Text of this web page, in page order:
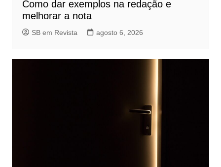
Como dar exemplos na redação e
melhorar a nota
SB em Revista agosto 6, 2026